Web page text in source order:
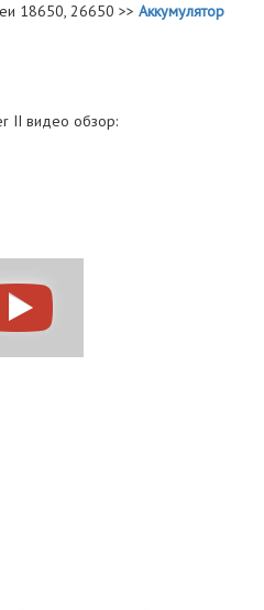
18650, 26650 >> Аккумулятор
II видео обзор: